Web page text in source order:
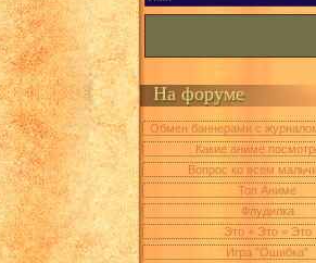
На форуме
Обмен баннерами с
Какие аниме
Вопрос ко всем
Топ Аниме
Флудилка
Это + Это = Это
Игра "Ошибка"